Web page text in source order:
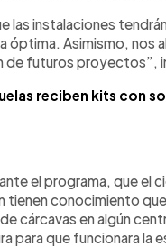
las instalaciones
óptima. Asimismo, nos
de futuros proyectos”,
reciben kits con
el programa, que el
tienen conocimiento
cárcavas en algún
para que funcionara la